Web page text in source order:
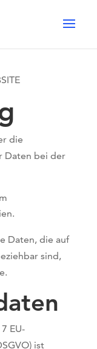
die
Daten bei der
Daten, die auf
sind,
EU-
ist